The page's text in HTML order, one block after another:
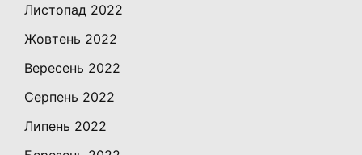
Листопад 2022
Жовтень 2022
Вересень 2022
Серпень 2022
Липень 2022